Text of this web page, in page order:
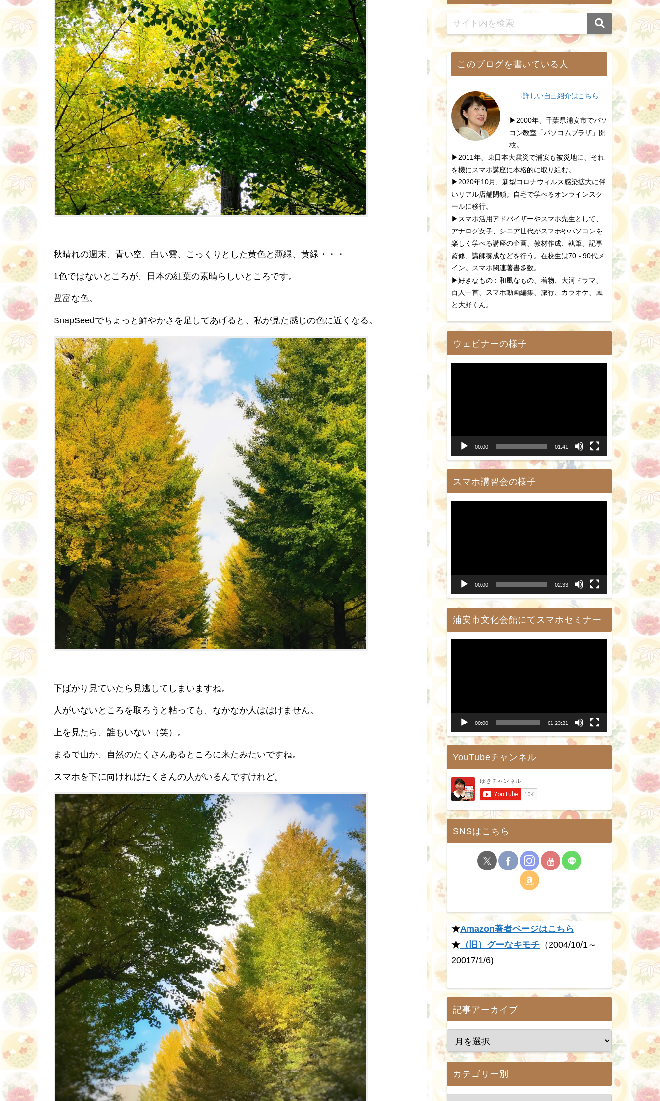
秋晴れの週末、青い空、白い雲、こっくりとした黄色と薄緑、黄緑・・・
1色ではないところが、日本の紅葉の素晴らしいところです。
豊富な色。
SnapSeedでちょっと鮮やかさを足してあげると、私が見た感じの色に近くなる。
下ばかり見ていたら見逃してしまいますね。
人がいないところを取ろうと粘っても、なかなか人ははけません。
上を見たら、誰もいない（笑）。
まるで山か、自然のたくさんあるところに来たみたいですね。
スマホを下に向ければたくさんの人がいるんですけれど。
このブログを書いている人
→詳しい自己紹介はこちら
▶2000年、千葉県浦安市でパソ
コン教室「パソコムプラザ」開
校。
▶2011年、東日本大震災で浦安も被災地に、それ
を機にスマホ講座に本格的に取り組む。
▶2020年10月、新型コロナウィルス感染拡大に伴
いリアル店舗閉鎖。自宅で学べるオンラインスク
ールに移行。
▶スマホ活用アドバイザーやスマホ先生として、
アナログ女子、シニア世代がスマホやパソコンを
楽しく学べる講座の企画、教材作成、執筆、記事
監修、講師養成などを行う。在校生は70～90代メ
イン。スマホ関連著書多数。
▶好きなもの：和風なもの、着物、大河ドラマ、
百人一首、スマホ動画編集、旅行、カラオケ、嵐
と大野くん。
ウェビナーの様子
00:00 01:41
スマホ講習会の様子
00:00 02:33
浦安市文化会館にてスマホセミナー
ー
00:00 01:23:21
YouTubeチャンネル
SNSはこちら
★Amazon著者ページはこちら
★ （旧）グーなキモチ （2004/10/1～
20017/1/6)
記事アーカイブ
カテゴリー別